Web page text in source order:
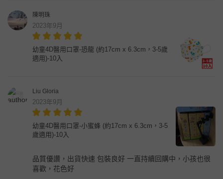
陳明珠
2023年9月
幼童4D醫用口罩-恐龍 (約17cm x 6.3cm，3-5歲
適用)-10入
Liu Gloria
2023年9月
幼童4D醫用口罩-小蜜蜂 (約17cm x 6.3cm，3-5
歲適用)-10入
品質優讚，出貨快速 包裝良好 一直持續回購中，小孩也很
喜歡，花色好